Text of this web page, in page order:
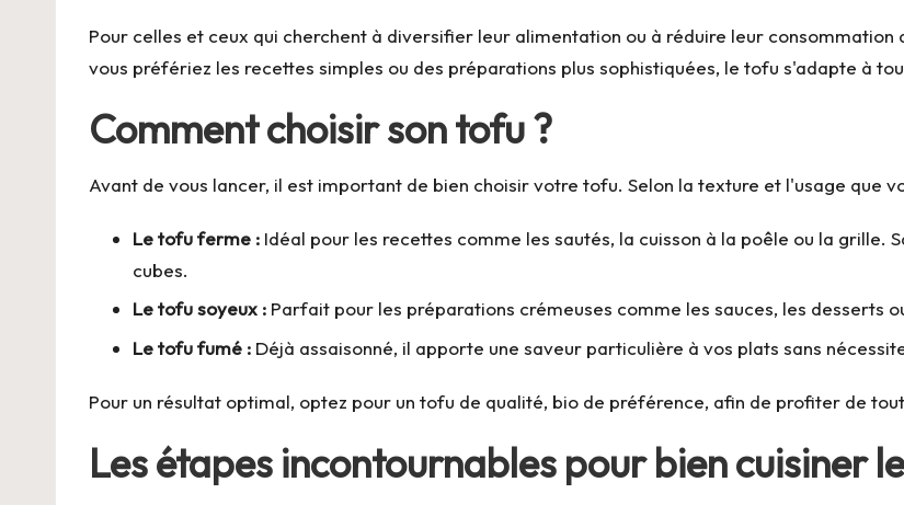
Pour celles et ceux qui cherchent à diversifier leur alimentation ou à réduire leur
vous préfériez les recettes simples ou des préparations plus sophistiquées, le tofu s'adapte à
Comment choisir son tofu ?
Avant de vous lancer, il est important de bien choisir votre tofu. Selon la texture et l'usage que
Le tofu ferme : Idéal pour les recettes comme les sautés, la cuisson à la poêle ou la grille.
cubes.
Le tofu soyeux : Parfait pour les préparations crémeuses comme les sauces, les desserts
Le tofu fumé : Déjà assaisonné, il apporte une saveur particulière à vos plats sans
Pour un résultat optimal, optez pour un tofu de qualité, bio de préférence, afin de profiter de
Les étapes incontournables pour bien cuisiner